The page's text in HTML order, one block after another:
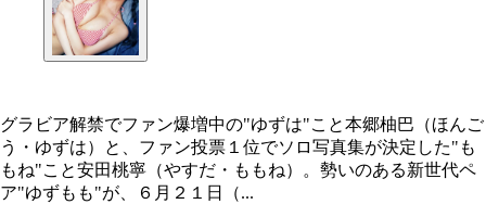
グラビア解禁でファン爆増中の"ゆずは"こと本郷柚巴（ほんご
う・ゆずは）と、ファン投票１位でソロ写真集が決定した"も
もね"こと安田桃寧（やすだ・ももね）。勢いのある新世代ペ
ア"ゆずもも"が、６月２１日（...